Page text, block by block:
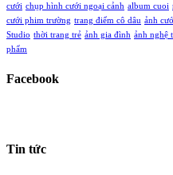
cưới chụp hình cưới ngoại cảnh album cuoi
cưới phim trường trang điểm cô dâu ảnh
Studio thời trang trẻ ảnh gia đình ảnh nghệ
phẩm
Facebook
Tin tức